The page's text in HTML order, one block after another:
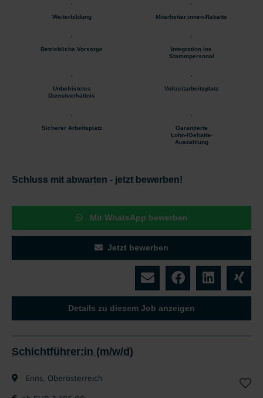
Weiterbildung Mitarbeiter:innen-Rabatte
Betriebliche Vorsorge
Integration ins
Stammpersonal
Unbefristetes
Dienstverhältnis
Vollzeitarbeitsplatz
Sicherer Arbeitsplatz
Garantierte
Lohn-/Gehalts-
Auszahlung
Schluss mit abwarten - jetzt bewerben!
Mit WhatsApp bewerben
Jetzt bewerben
Details zu diesem Job anzeigen
Schichtführer:in (m/w/d)
Enns, Oberösterreich